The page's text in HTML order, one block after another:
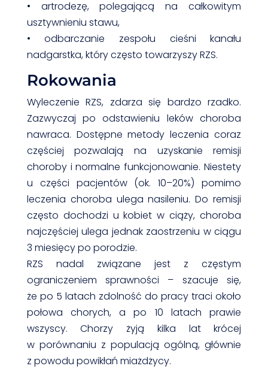
• artrodezę, polegającą na całkowitym
usztywnieniu stawu,
• odbarczanie zespołu cieśni kanału
nadgarstka, który często towarzyszy RZS.
Rokowania
Wyleczenie RZS, zdarza się bardzo rzadko.
Zazwyczaj po odstawieniu leków choroba
nawraca. Dostępne metody leczenia coraz
częściej pozwalają na uzyskanie remisji
choroby i normalne funkcjonowanie. Niestety
u części pacjentów (ok. 10–20%) pomimo
leczenia choroba ulega nasileniu. Do remisji
często dochodzi u kobiet w ciąży, choroba
najczęściej ulega jednak zaostrzeniu w ciągu
3 miesięcy po porodzie.
RZS nadal związane jest z częstym
ograniczeniem sprawności – szacuje się,
że po 5 latach zdolność do pracy traci około
połowa chorych, a po 10 latach prawie
wszyscy. Chorzy żyją kilka lat krócej
w porównaniu z populacją ogólną, głównie
z powodu powikłań miażdżycy.